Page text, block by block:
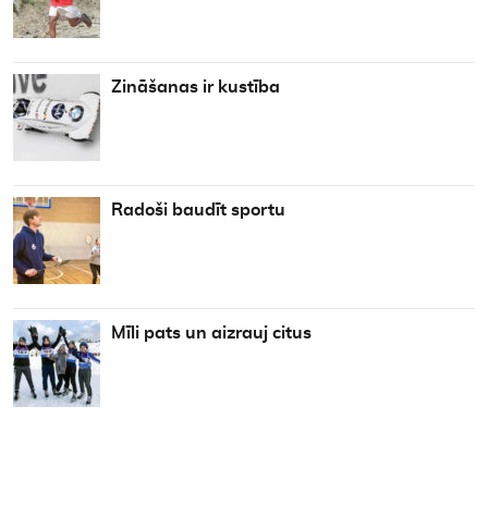
Zināšanas ir kustība
Radoši baudīt sportu
Mīli pats un aizrauj citus